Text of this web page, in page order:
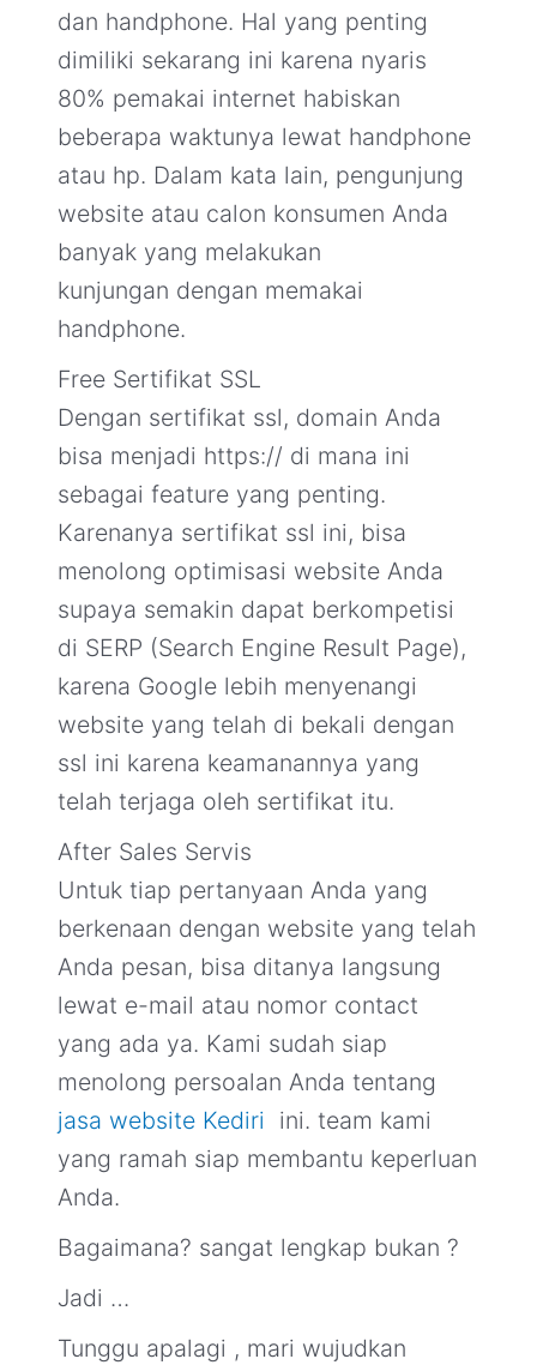
dan handphone. Hal yang penting
dimiliki sekarang ini karena nyaris
80% pemakai internet habiskan
beberapa waktunya lewat handphone
atau hp. Dalam kata lain, pengunjung
website atau calon konsumen Anda
banyak yang melakukan
kunjungan dengan memakai
handphone.
Free Sertifikat SSL
Dengan sertifikat ssl, domain Anda
bisa menjadi https:// di mana ini
sebagai feature yang penting.
Karenanya sertifikat ssl ini, bisa
menolong optimisasi website Anda
supaya semakin dapat berkompetisi
di SERP (Search Engine Result Page),
karena Google lebih menyenangi
website yang telah di bekali dengan
ssl ini karena keamanannya yang
telah terjaga oleh sertifikat itu.
After Sales Servis
Untuk tiap pertanyaan Anda yang
berkenaan dengan website yang telah
Anda pesan, bisa ditanya langsung
lewat e-mail atau nomor contact
yang ada ya. Kami sudah siap
menolong persoalan Anda tentang
jasa website Kediri
ini. team kami
yang ramah siap membantu keperluan
Anda.
Bagaimana? sangat lengkap bukan ?
Jadi …
Tunggu apalagi , mari wujudkan